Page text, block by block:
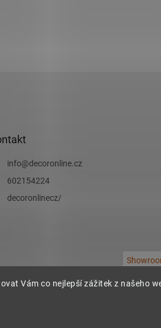
Vám co nejlepší zážitek z našeho
info@decoronline.cz
602154224
decoronlinecz/